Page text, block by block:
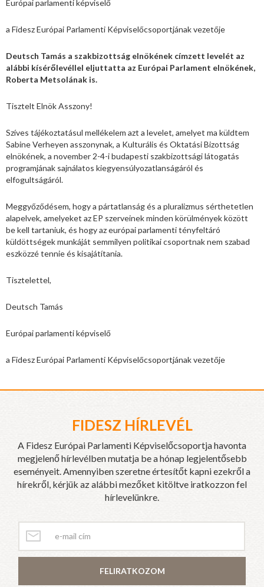
Európai parlamenti képviselő
a Fidesz Európai Parlamenti Képviselőcsoportjának vezetője
Deutsch Tamás a szakbizottság elnökének címzett levelét az
alábbi kísérőlevéllel eljuttatta az Európai Parlament elnökének,
Roberta Metsolának is.
Tisztelt Elnök Asszony!
Szíves tájékoztatásul mellékelem azt a levelet, amelyet ma küldtem
Sabine Verheyen asszonynak, a Kulturális és Oktatási Bizottság
elnökének, a november 2-4-i budapesti szakbizottsági látogatás
programjának sajnálatos kiegyensúlyozatlanságáról és
elfogultságáról.
Meggyőződésem, hogy a pártatlanság és a pluralizmus sérthetetlen
alapelvek, amelyeket az EP szerveinek minden körülmények között
be kell tartaniuk, és hogy az európai parlamenti tényfeltáró
küldöttségek munkáját semmilyen politikai csoportnak nem szabad
eszközzé tennie és kisajátítania.
Tisztelettel,
Deutsch Tamás
Európai parlamenti képviselő
a Fidesz Európai Parlamenti Képviselőcsoportjának vezetője
FIDESZ HÍRLEVÉL
A Fidesz Európai Parlamenti Képviselőcsoportja havonta
megjelenő hírlevélben mutatja be a hónap legjelentősebb
eseményeit. Amennyiben szeretne értesítőt kapni ezekről a
hírekről, kérjük az alábbi mezőket kitöltve iratkozzon fel
hírlevelünkre.
FELIRATKOZOM